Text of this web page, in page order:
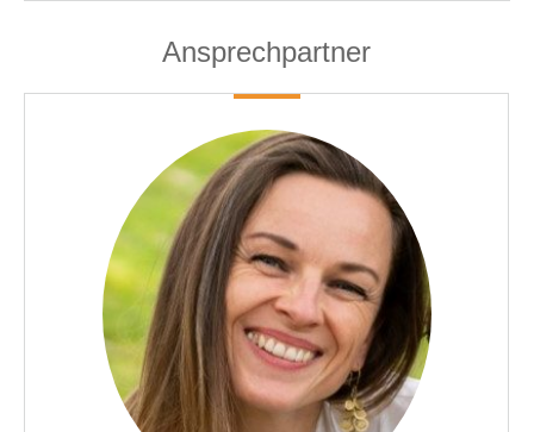
Ansprechpartner